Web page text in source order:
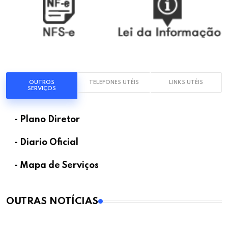
OUTROS
SERVIÇOS
TELEFONES UTÉIS LINKS UTÉIS
- Plano Diretor
- Diario Oficial
- Mapa de Serviços
OUTRAS NOTÍCIAS